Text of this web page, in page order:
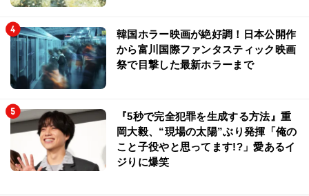
韓国ホラー映画が絶好調！日本公開作
から富川国際ファンタスティック映画
祭で目撃した最新ホラーまで
『5秒で完全犯罪を生成する方法』重
岡大毅、“現場の太陽”ぶり発揮「俺の
こと子役やと思ってます!?」愛あるイ
ジりに爆笑